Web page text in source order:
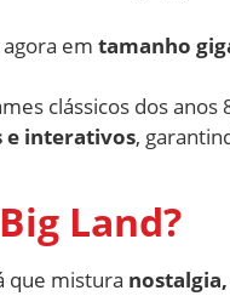
em tamanho
clássicos dos anos
e interativos,
Land?
que mistura